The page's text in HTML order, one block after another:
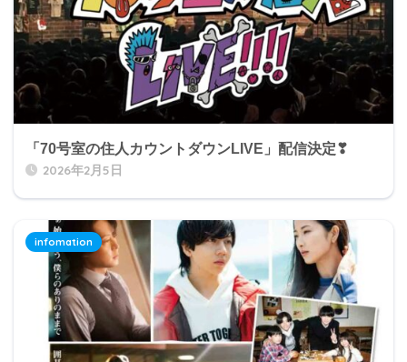
「70号室の住人カウントダウンLIVE」配信決定❣
2026年2月5日
infomation